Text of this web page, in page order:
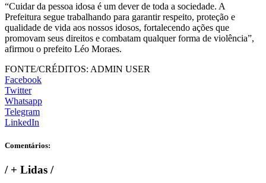
“Cuidar da pessoa idosa é um dever de toda a sociedade. A
Prefeitura segue trabalhando para garantir respeito, proteção e
qualidade de vida aos nossos idosos, fortalecendo ações que
promovam seus direitos e combatam qualquer forma de violência”,
afirmou o prefeito Léo Moraes.
FONTE/CRÉDITOS: ADMIN USER
Facebook
Twitter
Whatsapp
Telegram
LinkedIn
Comentários:
/+ Lidas /